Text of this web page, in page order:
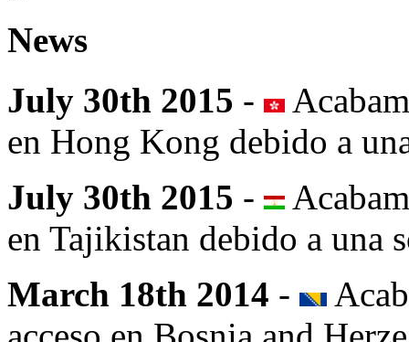
News
July 30th 2015 -
en Hong Kong debido a
July 30th 2015 -
en Tajikistan debido a una
March 18th 2014 -